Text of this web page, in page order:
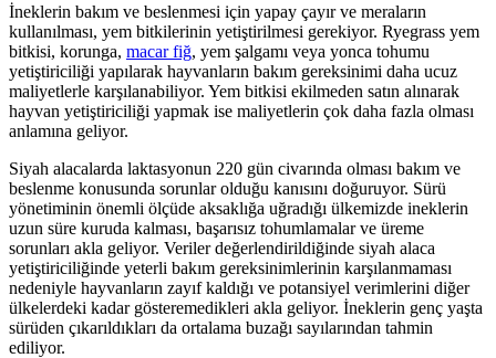
İneklerin bakım ve beslenmesi için yapay çayır ve meraların
kullanılması, yem bitkilerinin yetiştirilmesi gerekiyor. Ryegrass yem
bitkisi, korunga, macar fiğ, yem şalgamı veya yonca tohumu
yetiştiriciliği yapılarak hayvanların bakım gereksinimi daha ucuz
maliyetlerle karşılanabiliyor. Yem bitkisi ekilmeden satın alınarak
hayvan yetiştiriciliği yapmak ise maliyetlerin çok daha fazla olması
anlamına geliyor.
Siyah alacalarda laktasyonun 220 gün civarında olması bakım ve
beslenme konusunda sorunlar olduğu kanısını doğuruyor. Sürü
yönetiminin önemli ölçüde aksaklığa uğradığı ülkemizde ineklerin
uzun süre kuruda kalması, başarısız tohumlamalar ve üreme
sorunları akla geliyor. Veriler değerlendirildiğinde siyah alaca
yetiştiriciliğinde yeterli bakım gereksinimlerinin karşılanmaması
nedeniyle hayvanların zayıf kaldığı ve potansiyel verimlerini diğer
ülkelerdeki kadar gösteremedikleri akla geliyor. İneklerin genç yaşta
sürüden çıkarıldıkları da ortalama buzağı sayılarından tahmin
ediliyor.